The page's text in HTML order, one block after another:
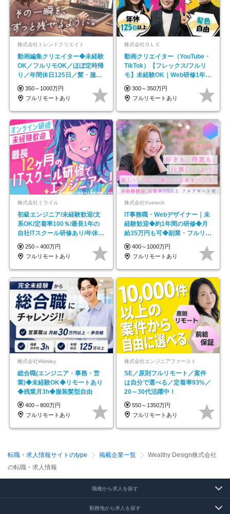
株式会社トレンドクリエイト
動画編集クリエイター◆未経験
OK／フルリモOK／ほぼ定時帰
り／年間休日125日／髪・服・
ネイル自由／副業OK
350～1000万円
フルリモートあり
株式会社ＯＬＣ
動画クリエイター（YouTube・
TikTok）【フレックス/フルリ
モ】未経験OK｜Web研修1年間
｜副業OK
300～350万円
フルリモートあり
株式会社ミライル
初級エンジニア/未経験歓迎/文
系OK/定着率100％/最長1年の
自社ITスクール研修あり/年休
130日
250～400万円
フルリモートあり
株式会社Vuetech
IT事務職・Webデザイナー｜未
経験歓迎◆約1年間の研修◆月
給35万円も可◆副業・フルリモ
ート可◆年休126日
400～1000万円
フルリモートあり
株式会社Widsley
総合職(エンジニア・事務・営
業)◆未経験OK◆リモートあり
◆残業月3h◆服装髪型自由
400～800万円
フルリモートあり
株式会社エンジニアファースト
SE／原則フルリモート／案件
は自分で選べる／定着率93%／
20～30代活躍中！
550～1350万円
フルリモートあり
転職・求人情報サイトのtype 掲載企業一覧
Wealthy Design株式会社
の転職・求人情報
職種から求人を探す
勤務地から求人を探す